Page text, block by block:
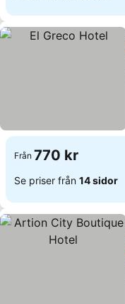
Från 770 kr
Se priser från 14 sidor